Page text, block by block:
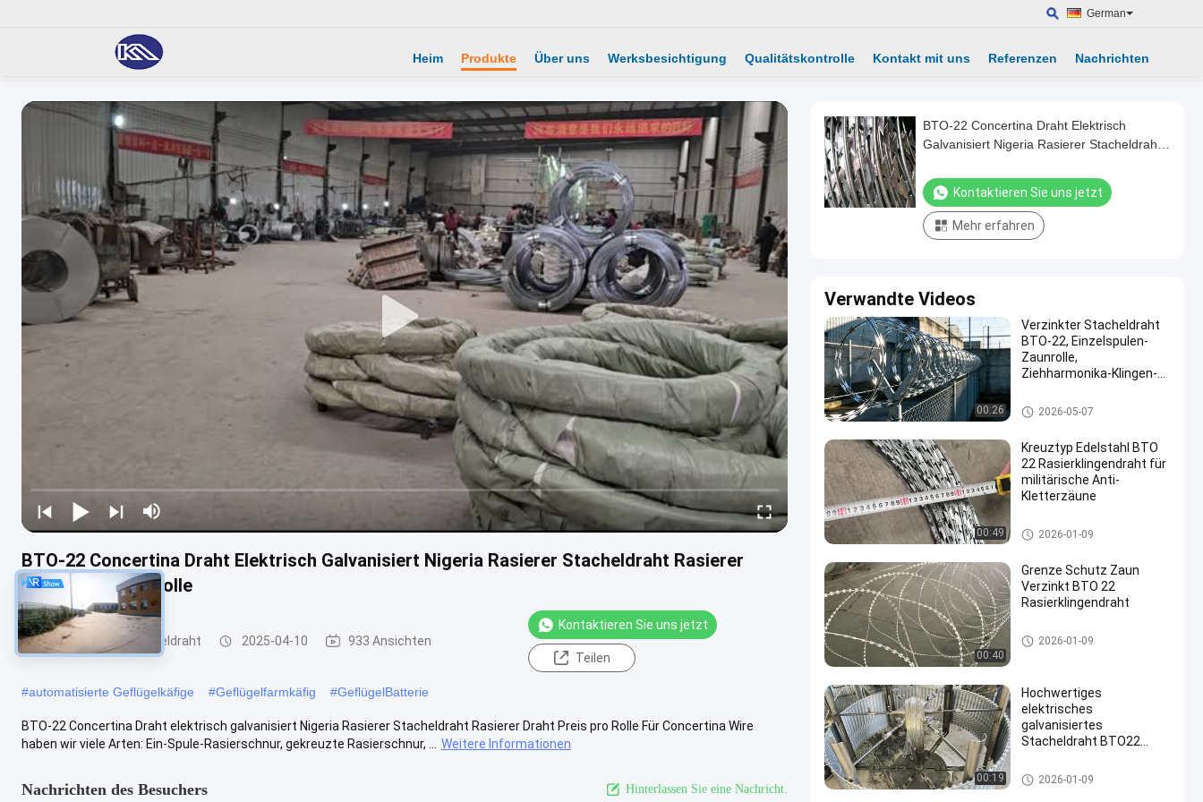
German
Heim Produkte Über uns Werksbesichtigung Qualitätskontrolle Kontakt mit uns Referenzen Nachrichten
BTO-22 Concertina Draht Elektrisch Galvanisiert Nigeria Rasierer Stacheldraht Rasierer
Draht Preis pro Rolle
Rasiermesser-Stacheldraht 2025-04-10 933 Ansichten
Kontaktieren Sie uns jetzt
Teilen
#automatisierte Geflügelkäfige #Geflügelfarmkäfig #GeflügelBatterie
BTO-22 Concertina Draht elektrisch galvanisiert Nigeria Rasierer Stacheldraht Rasierer Draht Preis pro Rolle Für Concertina Wire
haben wir viele Arten: Ein-Spule-Rasierschnur, gekreuzte Rasierschnur, ...
Weitere Informationen
Nachrichten des Besuchers Hinterlassen Sie eine Nachricht.
BTO-22 Concertina Draht Elektrisch
Galvanisiert Nigeria Rasierer Stacheldraht
Kontaktieren Sie uns jetzt
Mehr erfahren
Verwandte Videos
00:26
Verzinkter Stacheldraht
BTO-22, Einzelspulen-
Zaunrolle,
Ziehharmonika-Klingen-
Rasiermesser-Stacheldraht
2026-05-07
00:49
Kreuztyp Edelstahl BTO
22 Rasierklingendraht für
militärische Anti-
Kletterzäune
Rasiermesser-Stacheldraht
2026-01-09
00:40
Grenze Schutz Zaun
Verzinkt BTO 22
Rasierklingendraht
Rasiermesser-Stacheldraht
2026-01-09
00:19
Hochwertiges
elektrisches
galvanisiertes
Stacheldraht BTO22
Rasiermesser-Stacheldraht
2026-01-09